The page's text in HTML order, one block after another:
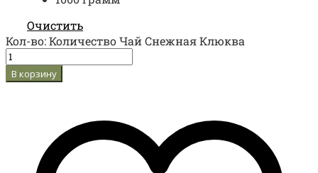
Очистить
Кол-во:Количество Чай Снежная Клюква
В корзину